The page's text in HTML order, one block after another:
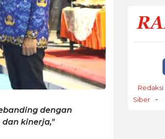
dengan
kinerja,"
Redaksi
Siber